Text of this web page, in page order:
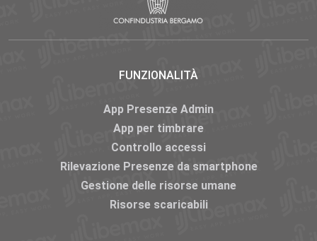
FUNZIONALITÀ
App Presenze Admin
App per timbrare
Controllo accessi
Rilevazione Presenze da smartphone
Gestione delle risorse umane
Risorse scaricabili